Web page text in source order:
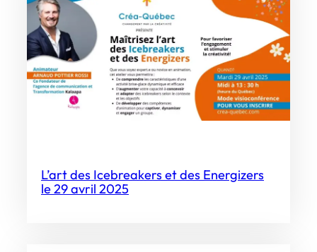
L’art des Icebreakers et des Energizers
le 29 avril 2025